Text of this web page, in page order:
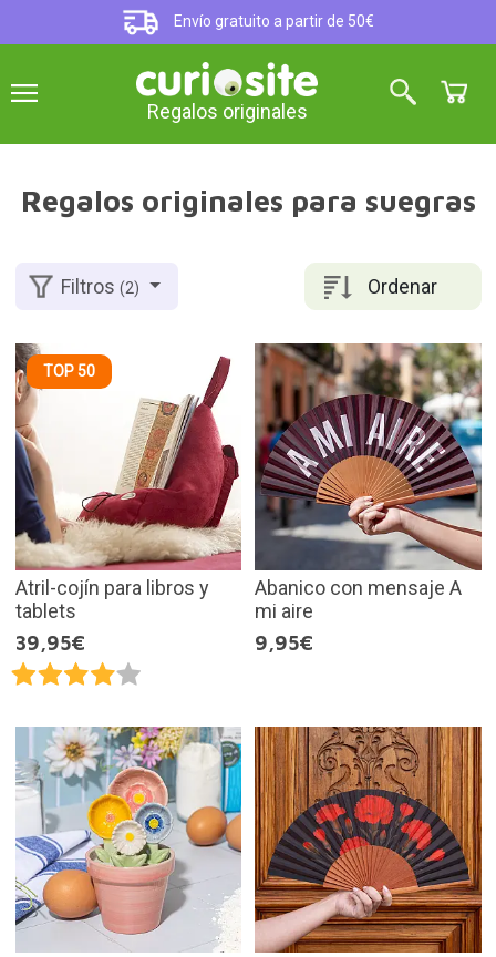
Envío gratuito a partir de 50€
Regalos originales
Regalos originales para suegras
Ordenar
Filtros(2)
TOP 50
Atril-cojín para libros y
tablets
39,95€
Abanico con mensaje A
mi aire
9,95€